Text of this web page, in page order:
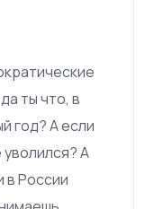
ты что, в
год? А если
А
в России